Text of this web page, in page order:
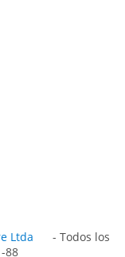
Ltda
- Todos los
88